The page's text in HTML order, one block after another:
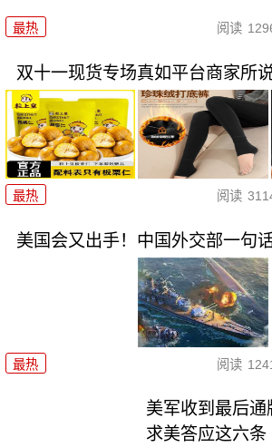
最热 阅读
双十一现货专场真如平台商家所
最热 阅读
美国会又出手！中国外交部一句
最热 阅读
美军收到最后
求美答应这六条